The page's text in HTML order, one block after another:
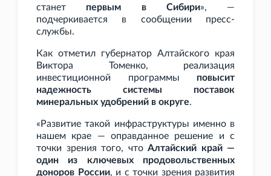
станет первым в Сибири», —
подчеркивается в сообщении пресс-
службы.
Как отметил губернатор Алтайского края
Виктора Томенко, реализация
инвестиционной программы повысит
надежность системы поставок
минеральных удобрений в округе.
«Развитие такой инфраструктуры именно в
нашем крае — оправданное решение и с
точки зрения того, что Алтайский край —
один из ключевых продовольственных
доноров России, и с точки зрения развития